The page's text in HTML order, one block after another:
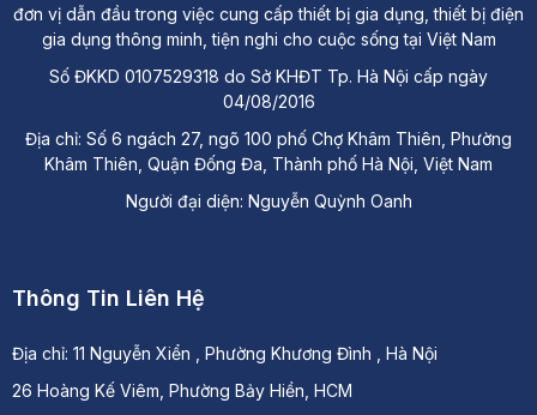
Thông Tin Liên Hệ
Địa chỉ: 11 Nguyễn Xiển , Phường Khương Đình , Hà Nội
26 Hoàng Kế Viêm, Phường Bảy Hiền, HCM
đơn vị dẫn đầu trong việc cung cấp thiết bị gia dụng, thiết bị điện
gia dụng thông minh, tiện nghi cho cuộc sống tại Việt Nam
Số ĐKKD 0107529318 do Sở KHĐT Tp. Hà Nội cấp ngày
04/08/2016
Địa chỉ: Số 6 ngách 27, ngõ 100 phố Chợ Khâm Thiên, Phường
Khâm Thiên, Quận Đống Đa, Thành phố Hà Nội, Việt Nam
Người đại diện: Nguyễn Quỳnh Oanh